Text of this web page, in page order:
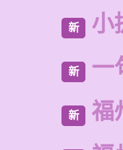
新 小
新 一
新 福